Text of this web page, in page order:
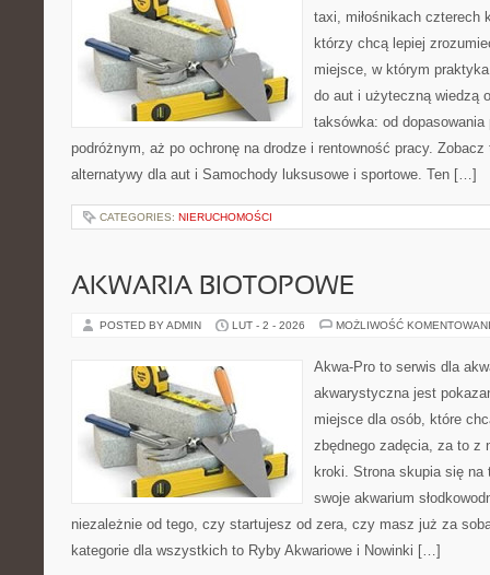
taxi, miłośnikach czterech
którzy chcą lepiej
miejsce, w którym
do aut i użyteczną wiedzą
taksówka: od
podróżnym, aż po ochronę na drodze i rentowność pracy.
alternatywy dla aut i Samochody luksusowe i sportowe. Ten […]
CATEGORIES: NIERUCHOMOŚCI
AKWARIA BIOTOPOWE
POSTED BY ADMIN LUT - 2 - 2026 MOŻLIWOŚĆ
Akwa-Pro to serwis dla
akwarystyczna jest
miejsce dla osób, które
zbędnego zadęcia, za to z
kroki. Strona skupia się na
swoje akwarium
niezależnie od tego, czy startujesz od zera, czy masz już za
kategorie dla wszystkich to Ryby Akwariowe i Nowinki […]